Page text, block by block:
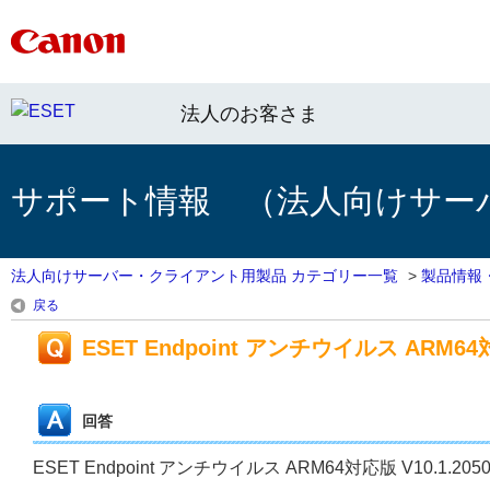
法人のお客さま
サポート情報 （法人向けサー
法人向けサーバー・クライアント用製品 カテゴリー一覧 > 製品情報
戻る
ESET Endpoint アンチウイルス
回答
ESET Endpoint アンチウイルス ARM64対応版